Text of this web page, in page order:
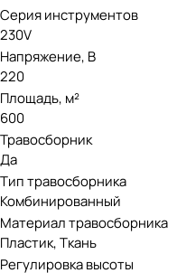
Серия инструментов
230V
Напряжение, В
220
Площадь, м²
600
Травосборник
Да
Тип травосборника
Комбинированный
Материал травосборника
Пластик, Ткань
Регулировка высоты